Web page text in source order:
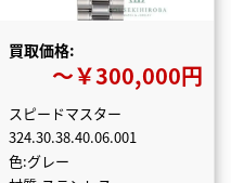
買取価格:
〜￥300,000円
スピードマスター
324.30.38.40.06.001
色:グレー